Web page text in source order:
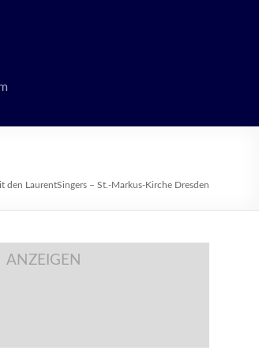
den LaurentSingers – St.-Markus-Kirche Dresden
ANZEIGEN